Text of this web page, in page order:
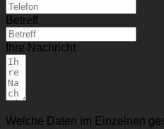
Betreff
Ihre Nachricht
Welche Daten im Einzelnen